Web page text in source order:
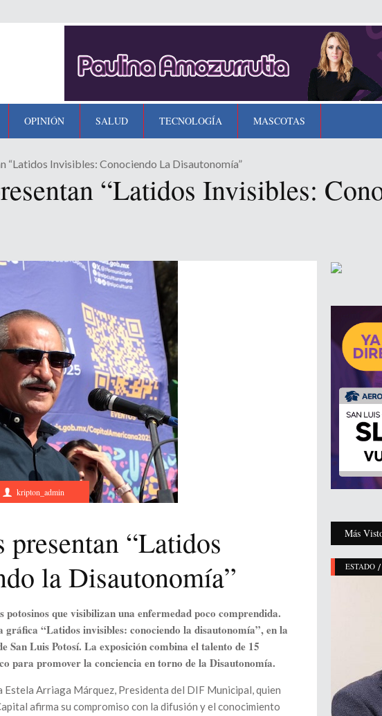
OPINIÓN SALUD TECNOLOGÍA MASCOTAS
“Latidos Invisibles: Conociendo La Disautonomía”
“Latidos Invisibles:
kripton_admin
presentan “Latidos
la Disautonomía”
que visibilizan una enfermedad poco comprendida.
“Latidos invisibles: conociendo la disautonomía”, en la
San Luis Potosí. La exposición combina el talento de 15
para promover la conciencia en torno de la Disautonomía.
Arriaga Márquez, Presidenta del DIF Municipal, quien
afirma su compromiso con la difusión y el conocimiento
Más
ESTADO /